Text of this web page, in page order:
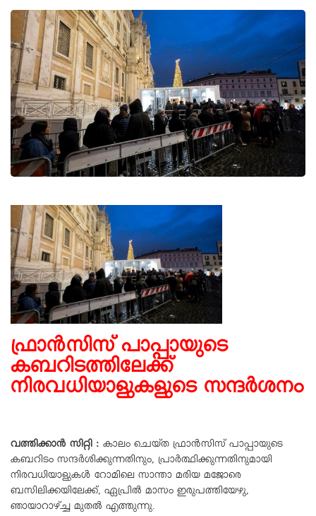
ഫ്രാൻസിസ് പാപ്പായുടെ
കബറിടത്തിലേക്ക്
നിരവധിയാളുകളുടെ സന്ദർശനം
വത്തിക്കാൻ സിറ്റി : കാലം ചെയ്ത ഫ്രാൻസിസ് പാപ്പായുടെ
കബറിടം സന്ദർശിക്കുന്നതിനും, പ്രാർത്ഥിക്കുന്നതിനുമായി
നിരവധിയാളുകൾ റോമിലെ സാന്താ മരിയ മജോരെ
ബസിലിക്കയിലേക്ക്, ഏപ്രിൽ മാസം ഇരുപത്തിയേഴു,
ഞായാറാഴ്ച്ച മുതൽ എത്തുന്നു.